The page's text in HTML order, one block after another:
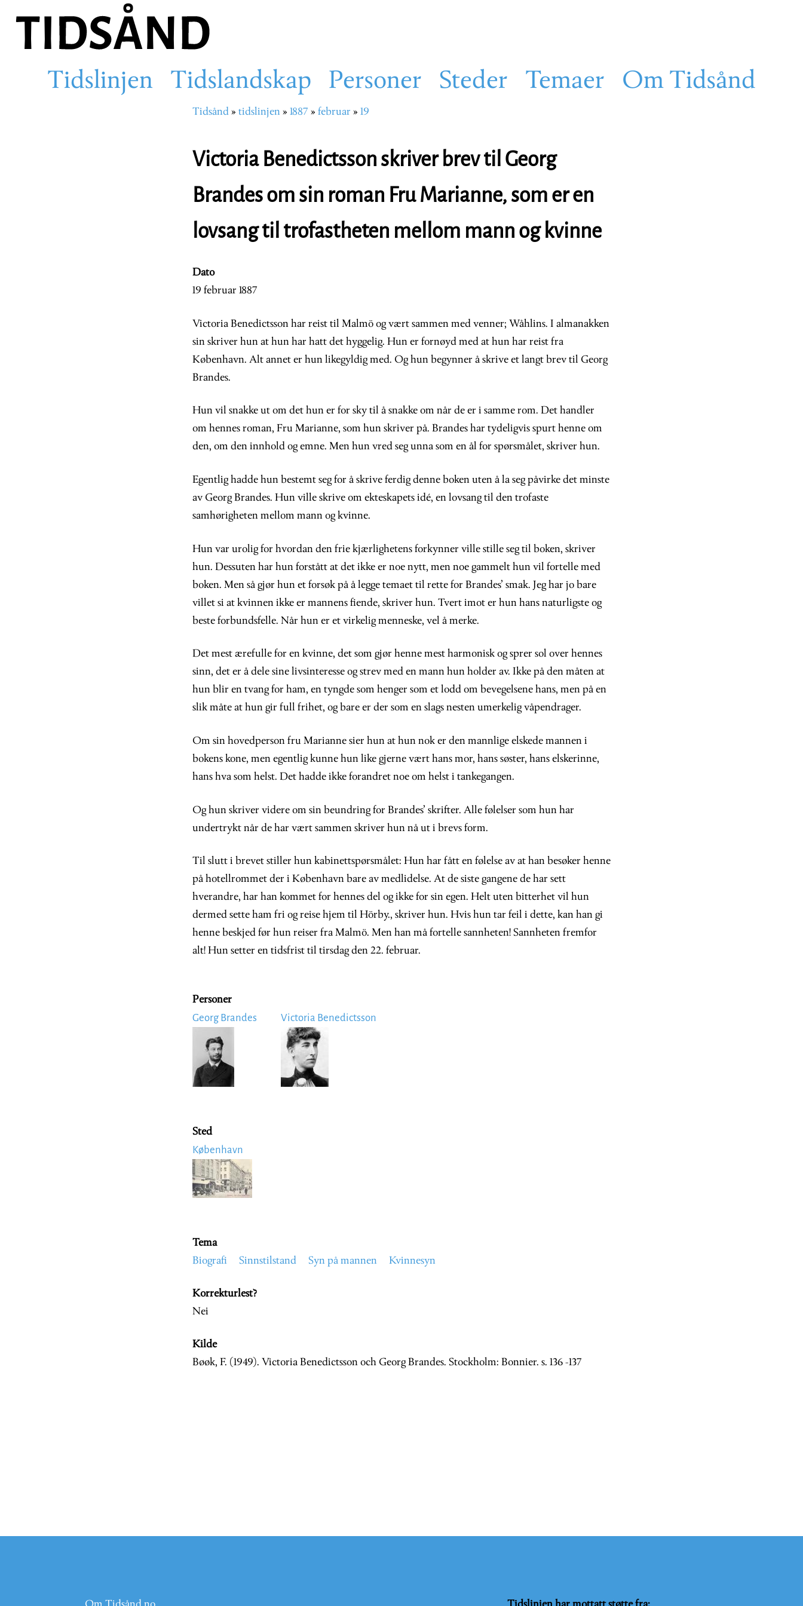
hovedinnhold
Main
Tidslinjen Tidslandskap Personer Steder Temaer Om Tidsånd
Navigasjonssti
Tidsånd tidslinjen 1887 februar 19
Victoria Benedictsson skriver brev til Georg
Brandes om sin roman Fru Marianne, som er en
lovsang til trofastheten mellom mann og kvinne
Dato
19 februar 1887
Victoria Benedictsson har reist til Malmö og vært sammen med venner; Wåhlins. I almanakken
sin skriver hun at hun har hatt det hyggelig. Hun er fornøyd med at hun har reist fra
København. Alt annet er hun likegyldig med. Og hun begynner å skrive et langt brev til Georg
Brandes.
Hun vil snakke ut om det hun er for sky til å snakke om når de er i samme rom. Det handler
om hennes roman, Fru Marianne, som hun skriver på. Brandes har tydeligvis spurt henne om
den, om den innhold og emne. Men hun vred seg unna som en ål for spørsmålet, skriver hun.
Egentlig hadde hun bestemt seg for å skrive ferdig denne boken uten å la seg påvirke det minste
av Georg Brandes. Hun ville skrive om ekteskapets idé, en lovsang til den trofaste
samhørigheten mellom mann og kvinne.
Hun var urolig for hvordan den frie kjærlighetens forkynner ville stille seg til boken, skriver
hun. Dessuten har hun forstått at det ikke er noe nytt, men noe gammelt hun vil fortelle med
boken. Men så gjør hun et forsøk på å legge temaet til rette for Brandes’ smak. Jeg har jo bare
villet si at kvinnen ikke er mannens fiende, skriver hun. Tvert imot er hun hans naturligste og
beste forbundsfelle. Når hun er et virkelig menneske, vel å merke.
Det mest ærefulle for en kvinne, det som gjør henne mest harmonisk og sprer sol over hennes
sinn, det er å dele sine livsinteresse og strev med en mann hun holder av. Ikke på den måten at
hun blir en tvang for ham, en tyngde som henger som et lodd om bevegelsene hans, men på en
slik måte at hun gir full frihet, og bare er der som en slags nesten umerkelig våpendrager.
Om sin hovedperson fru Marianne sier hun at hun nok er den mannlige elskede mannen i
bokens kone, men egentlig kunne hun like gjerne vært hans mor, hans søster, hans elskerinne,
hans hva som helst. Det hadde ikke forandret noe om helst i tankegangen.
Og hun skriver videre om sin beundring for Brandes’ skrifter. Alle følelser som hun har
undertrykt når de har vært sammen skriver hun nå ut i brevs form.
Til slutt i brevet stiller hun kabinettspørsmålet: Hun har fått en følelse av at han besøker henne
på hotellrommet der i København bare av medlidelse. At de siste gangene de har sett
hverandre, har han kommet for hennes del og ikke for sin egen. Helt uten bitterhet vil hun
dermed sette ham fri og reise hjem til Hörby., skriver hun. Hvis hun tar feil i dette, kan han gi
henne beskjed før hun reiser fra Malmö. Men han må fortelle sannheten! Sannheten fremfor
alt! Hun setter en tidsfrist til tirsdag den 22. februar.
Personer
Georg Brandes
Image
Victoria Benedictsson
Image
Sted
København
Image
Tema
Biografi
Sinnstilstand Syn på mannen Kvinnesyn
Korrekturlest?
Nei
Kilde
Bøøk, F. (1949). Victoria Benedictsson och Georg Brandes. Stockholm: Bonnier. s. 136 -137